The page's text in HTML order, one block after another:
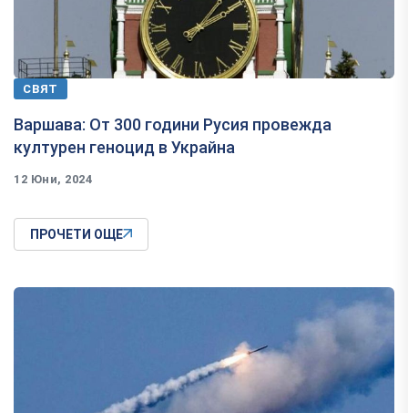
СВЯТ
Варшава: От 300 години Русия провежда
културен геноцид в Украйна
12 Юни, 2024
ПРОЧЕТИ ОЩЕ